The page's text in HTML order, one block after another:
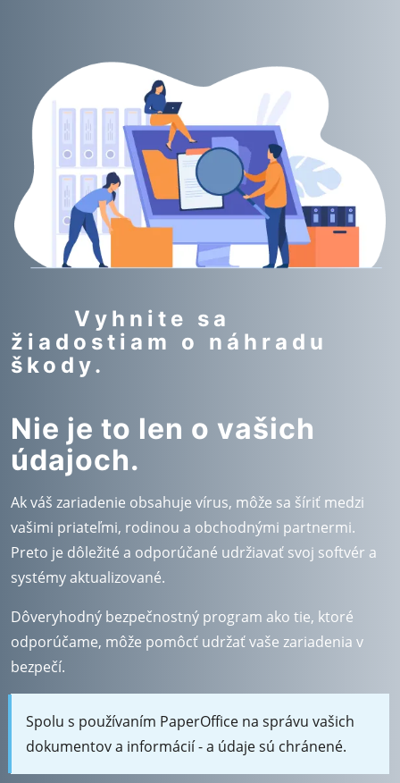
Vyhnite sa
žiadostiam o náhradu
škody.
Nie je to len o vašich
údajoch.
Ak váš zariadenie obsahuje vírus, môže sa šíriť medzi
vašimi priateľmi, rodinou a obchodnými partnermi.
Preto je dôležité a odporúčané udržiavať svoj softvér a
systémy aktualizované.
Dôveryhodný bezpečnostný program ako tie, ktoré
odporúčame, môže pomôcť udržať vaše zariadenia v
bezpečí.
Spolu s používaním PaperOffice na správu vašich
dokumentov a informácií - a údaje sú chránené.